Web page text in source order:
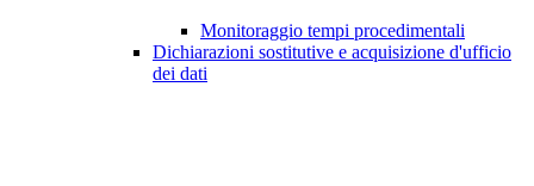
Monitoraggio tempi procedimentali
Dichiarazioni sostitutive e acquisizione d'ufficio
dei dati